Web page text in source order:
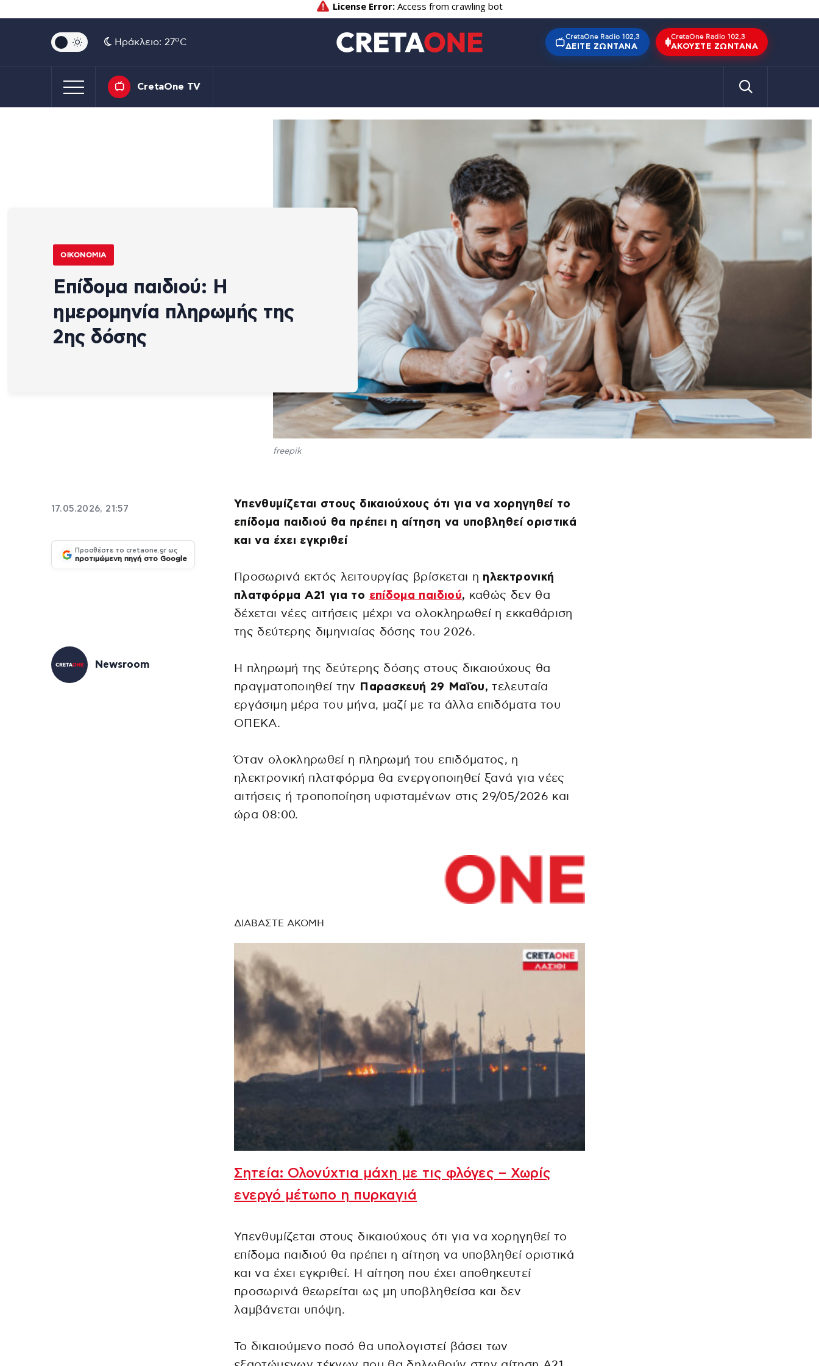
Ηράκλειο: 27oC
CretaOne Radio 102,3
ΔΕΊΤΕ ΖΩΝΤΑΝΆ
CretaOne Radio 102,3
ΑΚΟΎΣΤΕ ΖΩΝΤΑΝΆ
CretaOne TV
ΟΙΚΟΝΟΜΊΑ
Επίδομα παιδιού: Η
ημερομηνία πληρωμής της
2ης δόσης
freepik
17.05.2026, 21:57
Προσθέστε το cretaone.gr ως
προτιμώμενη πηγή στο Google
Newsroom
Υπενθυμίζεται στους δικαιούχους ότι για να χορηγηθεί το
επίδομα παιδιού θα πρέπει η αίτηση να υποβληθεί οριστικά
και να έχει εγκριθεί
Προσωρινά εκτός λειτουργίας βρίσκεται η ηλεκτρονική
πλατφόρμα Α21 για το επίδομα παιδιού, καθώς δεν θα
δέχεται νέες αιτήσεις μέχρι να ολοκληρωθεί η εκκαθάριση
της δεύτερης διμηνιαίας δόσης του 2026.
Η πληρωμή της δεύτερης δόσης στους δικαιούχους θα
πραγματοποιηθεί την Παρασκευή 29 Μαΐου, τελευταία
εργάσιμη μέρα του μήνα, μαζί με τα άλλα επιδόματα του
ΟΠΕΚΑ.
Όταν ολοκληρωθεί η πληρωμή του επιδόματος, η
ηλεκτρονική πλατφόρμα θα ενεργοποιηθεί ξανά για νέες
αιτήσεις ή τροποποίηση υφισταμένων στις 29/05/2026 και
ώρα 08:00.
ΔΙΑΒΑΣΤΕ ΑΚΟΜΗ
Σητεία: Ολονύχτια μάχη με τις φλόγες – Χωρίς
ενεργό μέτωπο η πυρκαγιά
Υπενθυμίζεται στους δικαιούχους ότι για να χορηγηθεί το
επίδομα παιδιού θα πρέπει η αίτηση να υποβληθεί οριστικά
και να έχει εγκριθεί. Η αίτηση που έχει αποθηκευτεί
προσωρινά θεωρείται ως μη υποβληθείσα και δεν
λαμβάνεται υπόψη.
Το δικαιούμενο ποσό θα υπολογιστεί βάσει των